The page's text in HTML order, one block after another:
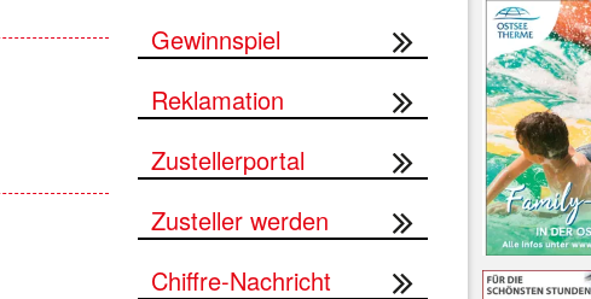
Gewinnspiel
Reklamation
Zustellerportal
Zusteller werden
Chiffre-Nachricht